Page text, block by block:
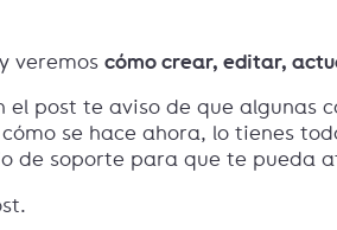
veremos cómo crear, editar,
el post te aviso de que algunas
se hace ahora, lo tienes
de soporte para que te pueda